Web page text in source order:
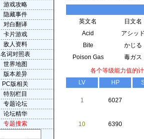
英文名
日文名
Acid
アシッ
Bite
かじる
Poison Gas
毒ガス
各个等级能力值的
LV
HP
1 6027
10 6390
游戏攻略
隐藏事件
对白翻译
卡片游戏
敌人资料
名词对照表
世界地图
版本差异
PC版相关
特别栏目
专题论坛
论坛精华
专题搜索